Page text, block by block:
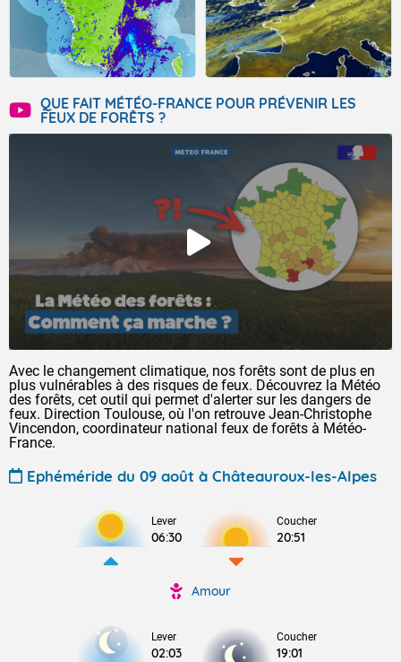
QUE FAIT MÉTÉO-FRANCE POUR PRÉVENIR LES
FEUX DE FORÊTS ?
Avec le changement climatique, nos forêts sont de plus en
plus vulnérables à des risques de feux. Découvrez la Météo
des forêts, cet outil qui permet d'alerter sur les dangers de
feux. Direction Toulouse, où l'on retrouve Jean-Christophe
Vincendon, coordinateur national feux de forêts à Météo-
France.
Ephéméride du 09 août à Châteauroux-les-Alpes
Lever
06:30
Coucher
20:51
Amour
Lever
02:03
Coucher
19:01